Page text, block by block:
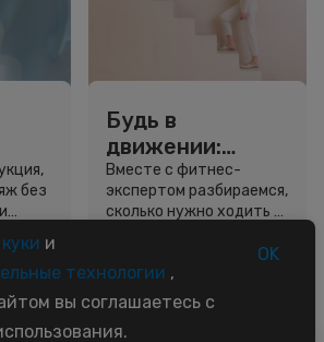
без
Будь в
движении:
сколько нужно
шагов для
красоты и
Вместе с фитнес-
экспертом разбираемся,
сколько нужно ходить и
5 минут
куки и
технологии ,
вы соглашаетесь с
OK